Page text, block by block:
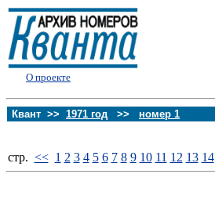
О проекте
Квант >> 1971 год >> номер 1
стp. << 1 2 3 4 5 6 7 8 9 10 11 12 13 14